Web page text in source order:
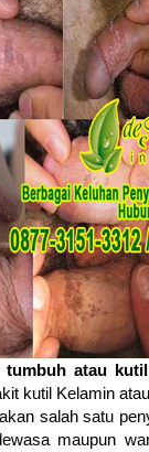
tumbuh atau
kutil Kelamin
salah satu
maupun